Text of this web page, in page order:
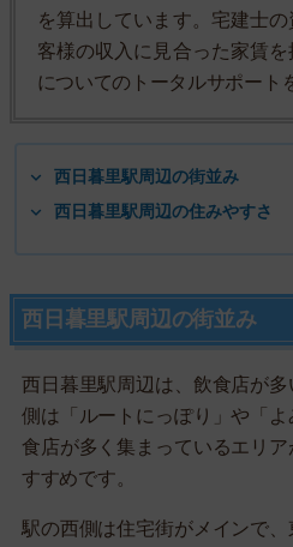
を算出しています。宅建士
客様の収入に見合った家賃
についてのトータルサポート
西日暮里駅周辺の街並み
西日暮里駅周辺の住みやすさ
西日暮里駅周辺の街並み
西日暮里駅周辺は、飲食店が
側は「ルートにっぽり」や「
食店が多く集まっているエリ
すすめです。
駅の西側は住宅街がメインで